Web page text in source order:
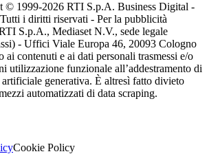
© 1999-2026 RTI S.p.A. Business Digital -
i diritti riservati - Per la pubblicità
S.p.A., Mediaset N.V., sede legale
- Uffici Viale Europa 46, 20093 Cologno
ai contenuti e ai dati personali trasmessi e/o
utilizzazione funzionale all’addestramento di
generativa. È altresì fatto divieto
automatizzati di data scraping.
Cookie Policy